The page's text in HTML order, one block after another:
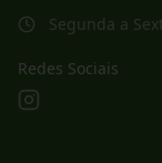
Segunda a
Redes Sociais